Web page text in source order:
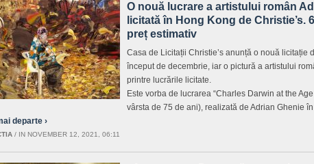
O nouă lucrare a artistului român
licitată în Hong Kong de Christie’s.
preț estimativ
Casa de Licitații Christie’s anunță o nouă licitație
început de decembrie, iar o pictură a artistului
printre lucrările licitate.
Este vorba de lucrarea “Charles Darwin at the
vârsta de 75 de ani), realizată de Adrian Ghenie
departe ›
/ IN NOVEMBER 12, 2021, 06:11